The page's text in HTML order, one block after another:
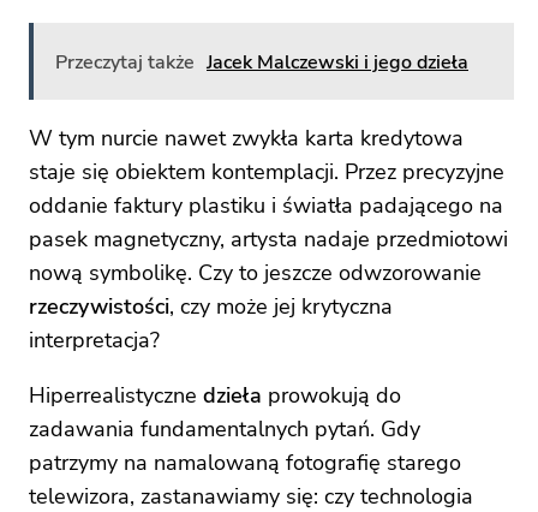
Przeczytaj także Jacek Malczewski i jego dzieła
W tym nurcie nawet zwykła karta kredytowa
staje się obiektem kontemplacji. Przez precyzyjne
oddanie faktury plastiku i światła padającego na
pasek magnetyczny, artysta nadaje przedmiotowi
nową symbolikę. Czy to jeszcze odwzorowanie
rzeczywistości, czy może jej krytyczna
interpretacja?
Hiperrealistyczne dzieła prowokują do
zadawania fundamentalnych pytań. Gdy
patrzymy na namalowaną fotografię starego
telewizora, zastanawiamy się: czy technologia